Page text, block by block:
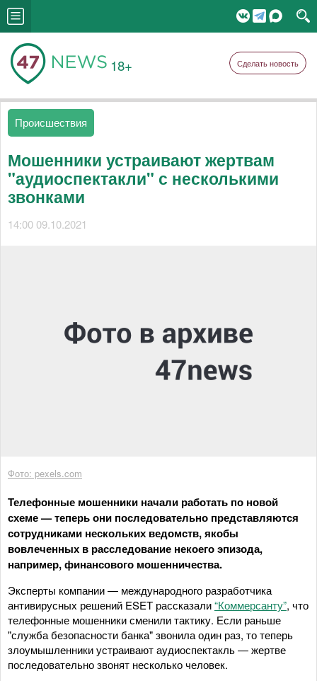
18+ Сделать новость
Происшествия
Мошенники устраивают жертвам
"аудиоспектакли" с несколькими
звонками
14:00 09.10.2021
Фото: pexels.com
Телефонные мошенники начали работать по новой
схеме — теперь они последовательно представляются
сотрудниками нескольких ведомств, якобы
вовлеченных в расследование некоего эпизода,
например, финансового мошенничества.
Эксперты компании — международного разработчика
антивирусных решений ESET рассказали“Коммерсанту”, что
телефонные мошенники сменили тактику. Если раньше
"служба безопасности банка" звонила один раз, то теперь
злоумышленники устраивают аудиоспектакль — жертве
последовательно звонят несколько человек.